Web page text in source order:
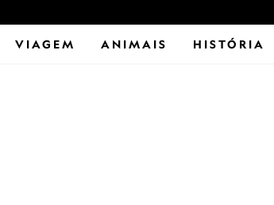
VIAGEM ANIMAIS HISTÓRIA